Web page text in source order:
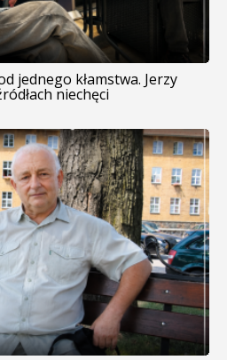
jednego kłamstwa. Jerzy
niechęci